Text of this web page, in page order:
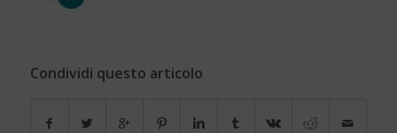
Condividi questo articolo